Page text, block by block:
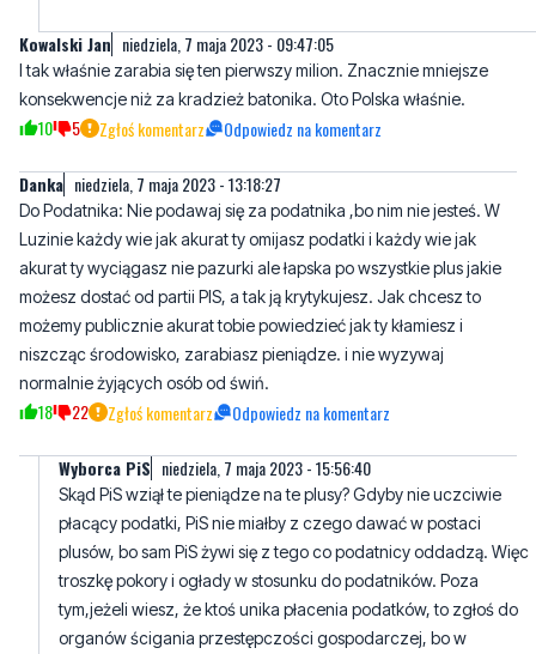
10 5 Zgłoś komentarz Odpowiedz na komentarz
Danka niedziela, 7 maja 2023 - 13:18:27
Do Podatnika: Nie podawaj się za podatnika ,bo nim nie jesteś. W
akurat ty wyciągasz nie pazurki ale łapska po wszystkie plus jakie
możesz dostać od partii PIS, a tak ją krytykujesz. Jak chcesz to
możemy publicznie akurat tobie powiedzieć jak ty kłamiesz i
niszcząc środowisko, zarabiasz pieniądze. i nie wyzywaj
normalnie żyjących osób od świń.
18 22 Zgłoś komentarz Odpowiedz na komentarz
Wyborca PiS niedziela, 7 maja 2023 - 15:56:40
Skąd PiS wziął te pieniądze na te plusy? Gdyby nie uczciwie
plusów, bo sam PiS żywi się z tego co podatnicy oddadzą. Więc
troszkę pokory i ogłady w stosunku do podatników. Poza
tym,jeżeli wiesz, że ktoś unika płacenia podatków, to zgłoś do
organów ścigania przestępczości gospodarczej, bo w
przeciwnym razie ty zostaniesz pociągnięta do
odpowiedzialności karnej za zaniechanie zgłoszenia
przestępstwa.